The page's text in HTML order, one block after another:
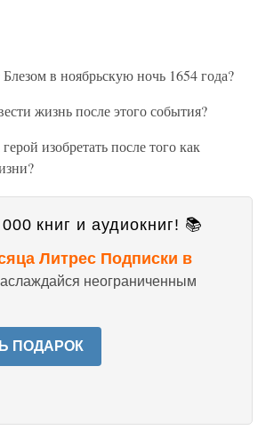
в ноябрьскую ночь 1654 года?
жизнь после этого события?
изобретать после того как
книг и аудиокниг! 📚
Литрес Подписки в
неограниченным
ПОДАРОК